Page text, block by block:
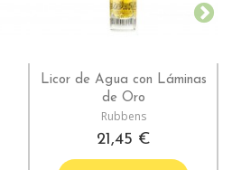
Licor de Agua con Láminas
de Oro
Rubbens
21,45 €